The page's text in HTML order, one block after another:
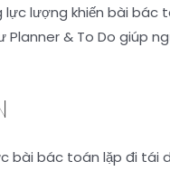
lượng khiến bài bác
& To Do giúp
bài bác toán lặp đi tái